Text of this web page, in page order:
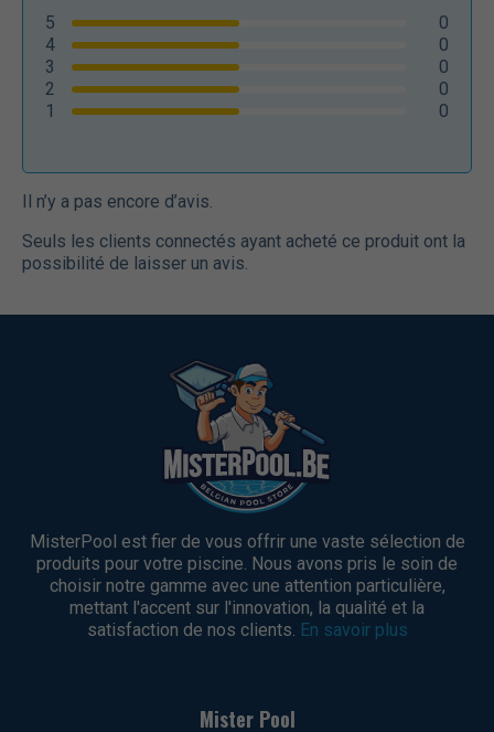
5
0
4
0
3
0
2
0
1
0
Il n’y a pas encore d’avis.
Seuls les clients connectés ayant acheté ce produit ont la
possibilité de laisser un avis.
MisterPool est fier de vous offrir une vaste sélection de
produits pour votre piscine. Nous avons pris le soin de
choisir notre gamme avec une attention particulière,
mettant l'accent sur l'innovation, la qualité et la
satisfaction de nos clients. En savoir plus
Mister Pool